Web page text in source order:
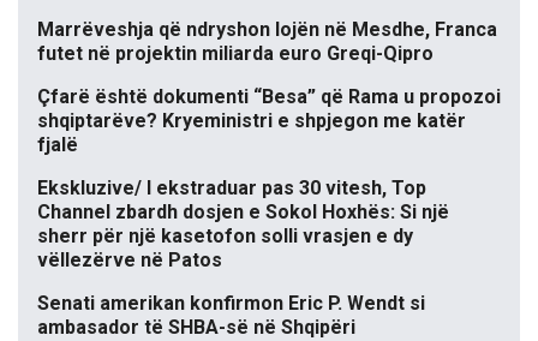
Marrëveshja që ndryshon lojën në Mesdhe, Franca
futet në projektin miliarda euro Greqi-Qipro
Çfarë është dokumenti “Besa” që Rama u propozoi
shqiptarëve? Kryeministri e shpjegon me katër
fjalë
Ekskluzive/ I ekstraduar pas 30 vitesh, Top
Channel zbardh dosjen e Sokol Hoxhës: Si një
sherr për një kasetofon solli vrasjen e dy
vëllezërve në Patos
Senati amerikan konfirmon Eric P. Wendt si
ambasador të SHBA-së në Shqipëri